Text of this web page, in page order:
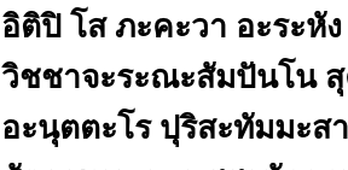
อิติปิ โส ภะคะวา อะระหั
วิชชาจะระณะสัมปันโน
อะนุตตะโร ปุริสะทัมมะส